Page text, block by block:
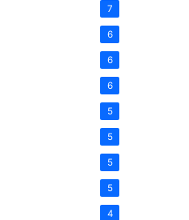
7
6
6
6
5
5
5
5
4